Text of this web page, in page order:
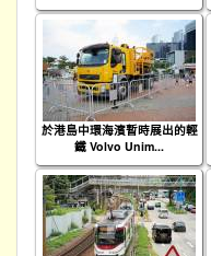
於港島中環海濱暫時展出的輕
鐵 Volvo Unim...